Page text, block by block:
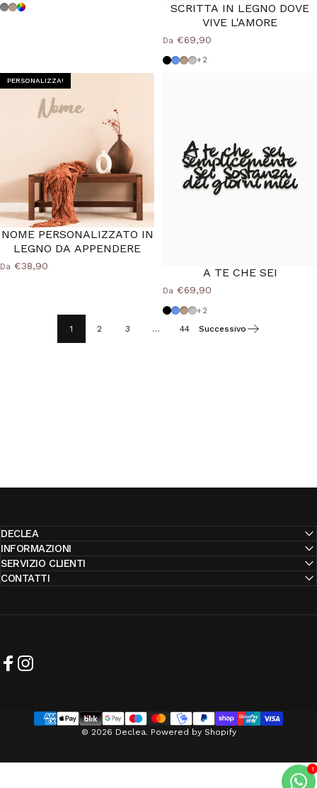
40%
Grigio
Tortora
Colore Personalizzato
SCRITTA IN LEGNO DOVE
VIVE L'AMORE
Da €69,90
Nero
Azzurro Polvere
Tortora
Grigio Medio
+2
PERSONALIZZA!
NOME PERSONALIZZATO IN
LEGNO DA APPENDERE
Da €38,90
A TE CHE SEI
Da €69,90
Nero
Azzurro Polvere
Tortora
Grigio Medio
+2
1 2 3 … 44 Successivo
DECLEA
INFORMAZIONI
SERVIZIO CLIENTI
CONTATTI
© 2026 Declea. Powered by Shopify